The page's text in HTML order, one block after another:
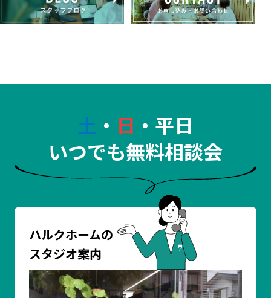
土 ・ 日 ・平日
いつでも無料相談会
ハルクホームの
スタジオ案内